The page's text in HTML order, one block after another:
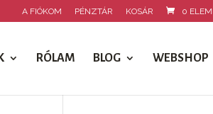
A FIÓKOM PÉNZTÁR KOSÁR 0
RÓLAM BLOG WEBSHOP